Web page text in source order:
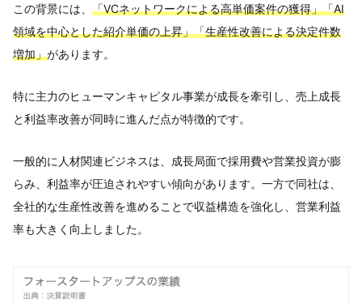
この背景には、 「VCネットワークによる高単価案件の獲得」「AI
領域を中心とした紹介単価の上昇」「生産性改善による決定件数
増加」があります。
特に主力のヒューマンキャピタル事業が成長を牽引し、売上成長
と利益率改善が同時に進んだ点が特徴的です。
一般的に人材関連ビジネスは、成長局面で採用費や営業投資が膨
らみ、利益率が圧迫されやすい傾向があります。一方で同社は、
全社的な生産性改善を進めることで収益構造を強化し、営業利益
率も大きく向上しました。